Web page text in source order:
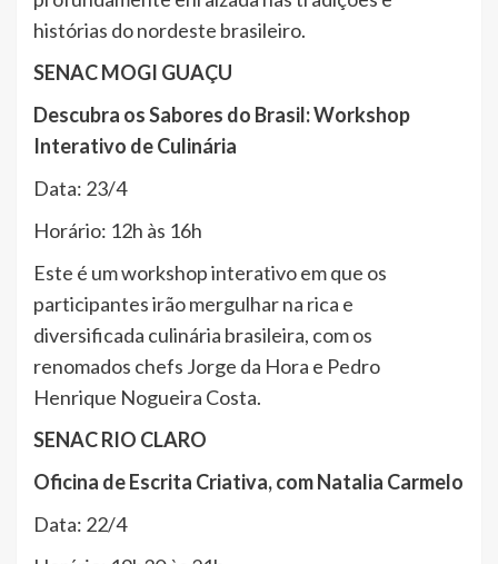
histórias do nordeste brasileiro.
SENAC MOGI GUAÇU
Descubra os Sabores do Brasil: Workshop
Interativo de Culinária
Data: 23/4
Horário: 12h às 16h
Este é um workshop interativo em que os
participantes irão mergulhar na rica e
diversificada culinária brasileira, com os
renomados chefs Jorge da Hora e Pedro
Henrique Nogueira Costa.
SENAC RIO CLARO
Oficina de Escrita Criativa, com Natalia Carmelo
Data: 22/4